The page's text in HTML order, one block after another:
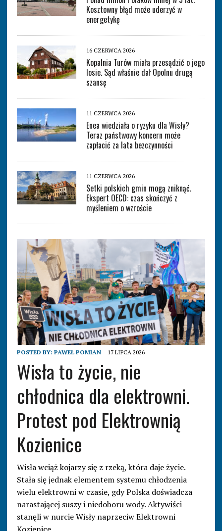
Kosztowny błąd może uderzyć w
energetykę
16 CZERWCA 2026
Kopalnia Turów miała przesądzić o jego
losie. Sąd właśnie dał Opolnu drugą
szansę
11 CZERWCA 2026
Enea wiedziała o ryzyku dla Wisły?
Teraz państwowy koncern może
zapłacić za lata bezczynności
11 CZERWCA 2026
Setki polskich gmin mogą zniknąć.
Ekspert OECD: czas skończyć z
myśleniem o wzroście
POSTED BY: PAWEŁ POMIAN 17 LIPCA 2026
Wisła to życie, nie
chłodnica dla elektrowni.
Protest pod Elektrownią
Kozienice
Wisła wciąż kojarzy się z rzeką, która daje życie.
Stała się jednak elementem systemu chłodzenia
wielu elektrowni w czasie, gdy Polska doświadcza
narastającej suszy i niedoboru wody. Aktywiści
stanęli w nurcie Wisły naprzeciw Elektrowni